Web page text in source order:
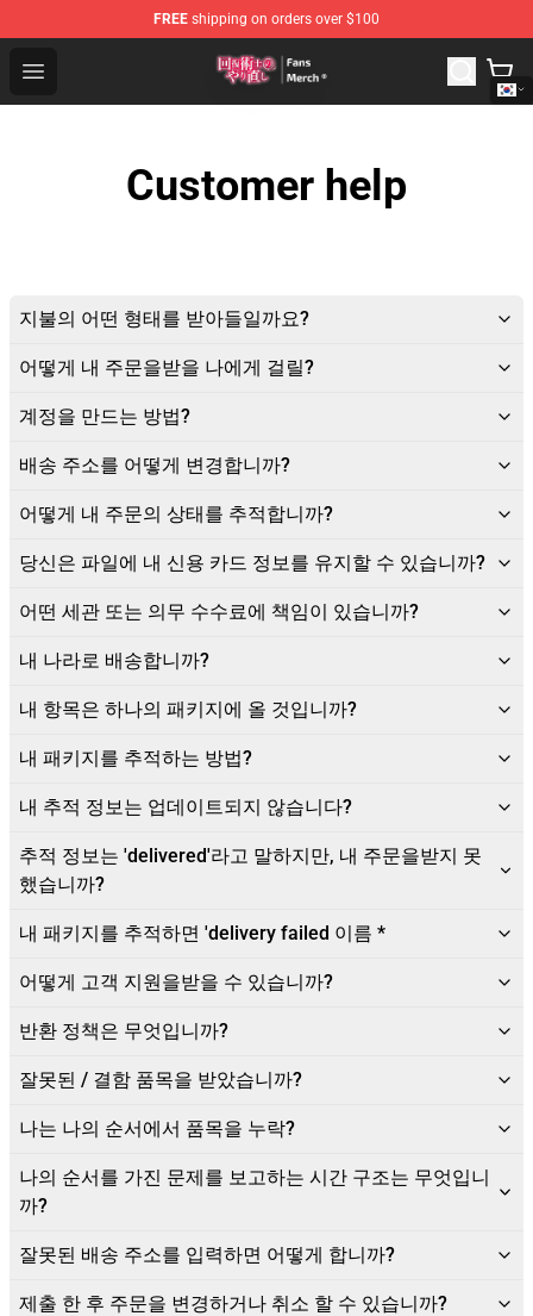
FREE shipping on orders over $100
Open menu
Redo Of Healer Store - Official Redo Of Healer
Customer help
지불의 어떤 형태를 받아들일까요?
어떻게 내 주문을받을 나에게 걸릴?
계정을 만드는 방법?
배송 주소를 어떻게 변경합니까?
어떻게 내 주문의 상태를 추적합니까?
당신은 파일에 내 신용 카드 정보를 유지할 수 있습니까?
어떤 세관 또는 의무 수수료에 책임이 있습니까?
내 나라로 배송합니까?
내 항목은 하나의 패키지에 올 것입니까?
내 패키지를 추적하는 방법?
내 추적 정보는 업데이트되지 않습니다?
추적 정보는 'delivered'라고 말하지만, 내 주문을받지 못
했습니까?
내 패키지를 추적하면 'delivery failed 이름 *
어떻게 고객 지원을받을 수 있습니까?
반환 정책은 무엇입니까?
잘못된 / 결함 품목을 받았습니까?
나는 나의 순서에서 품목을 누락?
나의 순서를 가진 문제를 보고하는 시간 구조는 무엇입니
까?
잘못된 배송 주소를 입력하면 어떻게 합니까?
제출 한 후 주문을 변경하거나 취소 할 수 있습니까?